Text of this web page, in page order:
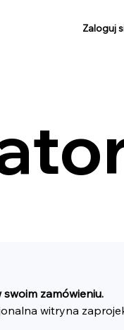
Zaloguj
zamówieniu.
witryna